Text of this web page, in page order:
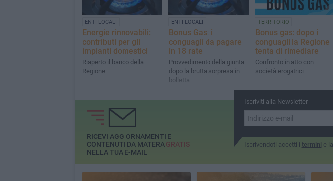
ENTI LOCALI
Energie rinnovabili:
contributi per gli
impianti domestici
Riaperto il bando della
Regione
ENTI LOCALI
Bonus Gas: i
conguagli da pagare
in 18 rate
Provvedimento della giunta
dopo la brutta sorpresa in
bolletta
TERRITORIO
Bonus gas: dopo i
conguagli la Regione
tenta di rimediare
Confronto in atto con
società erogatrici
Iscriviti alla Newsletter
Iscrivendoti accetti i termini e la
RICEVI AGGIORNAMENTI E
CONTENUTI DA MATERA GRATIS
NELLA TUA E-MAIL